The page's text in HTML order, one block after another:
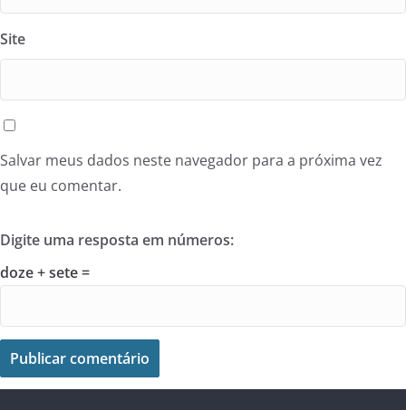
Site
Salvar meus dados neste navegador para a próxima vez
que eu comentar.
Digite uma resposta em números:
doze + sete =